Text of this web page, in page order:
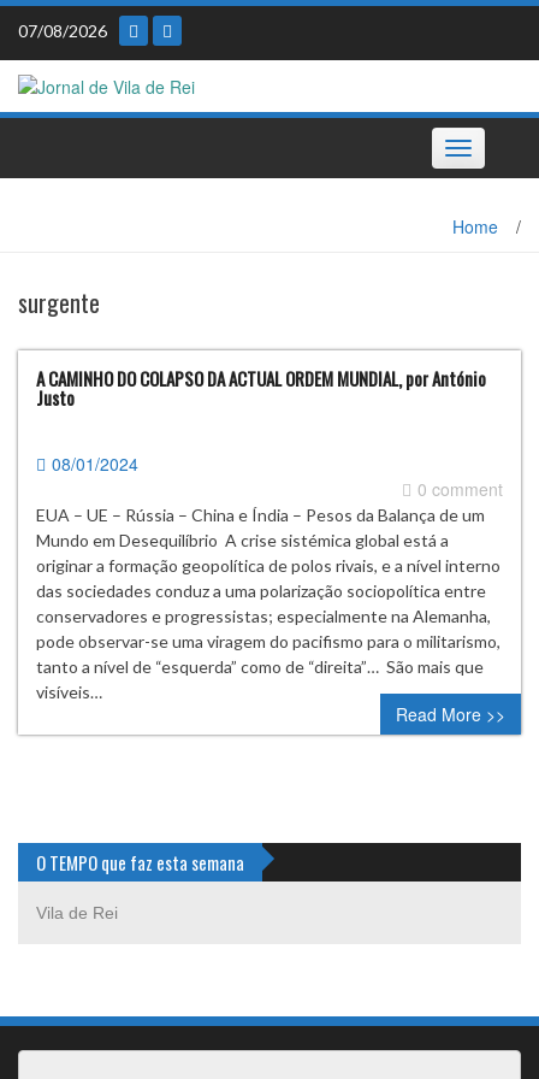
Skip
content
07/08/2026
Toggle
navigation
Home /
surgente
A CAMINHO DO COLAPSO DA ACTUAL ORDEM MUNDIAL, por António
Justo
08/01/2024
0 comment
EUA – UE – Rússia – China e Índia – Pesos da Balança de um
Mundo em Desequilíbrio A crise sistémica global está a
originar a formação geopolítica de polos rivais, e a nível interno
das sociedades conduz a uma polarização sociopolítica entre
conservadores e progressistas; especialmente na Alemanha,
pode observar-se uma viragem do pacifismo para o militarismo,
tanto a nível de “esquerda” como de “direita”… São mais que
visíveis…
Read More >>
O TEMPO que faz esta semana
Vila de Rei